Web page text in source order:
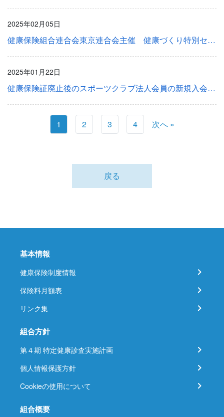
2025年02月05日
健康保険組合連合会東京連合会主催 健康づくり特別セミナー「第3回」のお知らせ
2025年01月22日
健康保険証廃止後のスポーツクラブ法人会員の新規入会手続きについて
1 2 3 4 次へ »
戻る
基本情報
健康保険制度情報
保険料月額表
リンク集
組合方針
第４期 特定健康診査実施計画
個人情報保護方針
Cookieの使用について
組合概要